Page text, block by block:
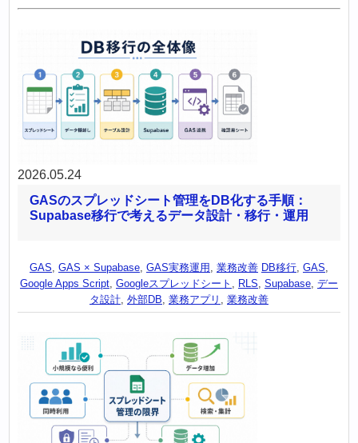
2026.05.24
GASのスプレッドシート管理をDB化する手順：
Supabase移行で考えるデータ設計・移行・運用
GAS, GAS × Supabase, GAS実務運用 , 業務改善 DB移行, GAS,
Google Apps Script, Googleスプレッドシート , RLS, Supabase, デー
タ設計, 外部DB, 業務アプリ , 業務改善